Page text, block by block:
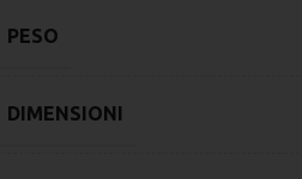
PESO
DIMENSIONI